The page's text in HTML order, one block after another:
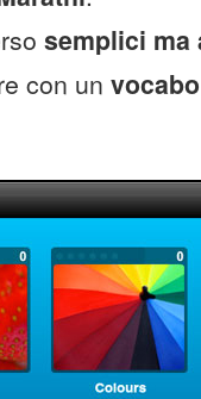
semplici
con un